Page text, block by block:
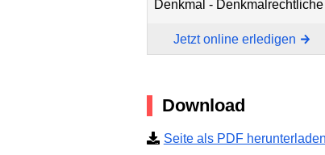
Denkmal -
Jetzt online erledigen
Download
Seite als PDF herunterladen